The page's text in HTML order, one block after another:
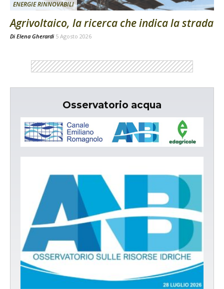
ENERGIE RINNOVABILI
Agrivoltaico, la ricerca che indica la strada
Di Elena Gherardi 5 Agosto 2026
Osservatorio acqua